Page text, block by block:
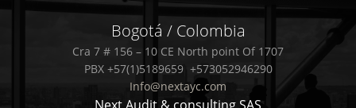
Bogotá / Colombia
Cra 7 # 156 – 10 CE North point Of 1707
PBX +57(1)5189659 +573052946290
Info@nextayc.com